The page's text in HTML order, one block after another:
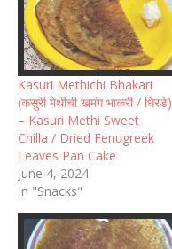
Kasuri Methichi Bhakari
(कसुरी मेथीची खमंग भाकरी / धिरडे)
– Kasuri Methi Sweet
Chilla / Dried Fenugreek
Leaves Pan Cake
June 4, 2024
In "Snacks"